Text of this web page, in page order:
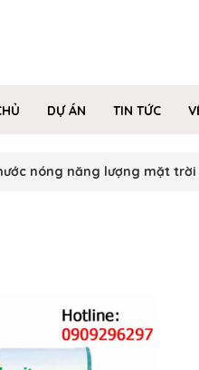
DỰ ÁN TIN TỨC
nóng năng lượng mặt